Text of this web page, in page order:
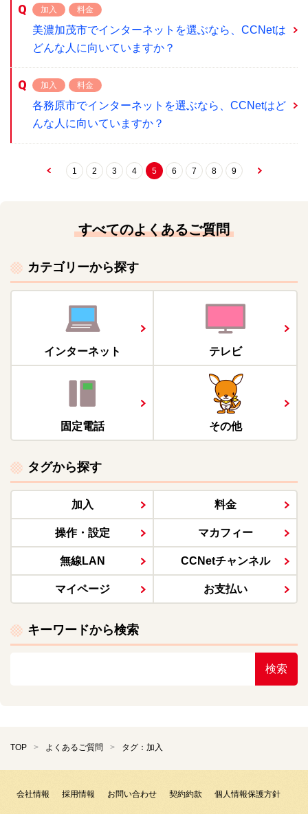
加入 料金
美濃加茂市でインターネットを選ぶなら、CCNetは
どんな人に向いていますか？
加入 料金
各務原市でインターネットを選ぶなら、CCNetはど
んな人に向いていますか？
1 2 3 4 5 6 7 8 9
すべてのよくあるご質問
カテゴリーから探す
インターネット テレビ
固定電話 その他
タグから探す
加入 料金
操作・設定 マカフィー
無線LAN CCNetチャンネル
マイページ お支払い
キーワードから検索
検索
TOP よくあるご質問 タグ：加入
会社情報 採用情報 お問い合わせ 契約約款 個人情報保護方針